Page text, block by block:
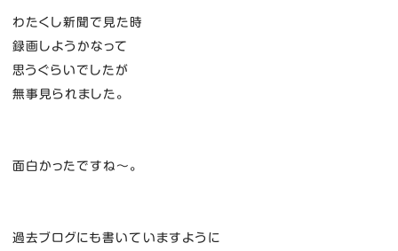
わたくし新聞で見た時
録画しようかなって
思うぐらいでしたが
無事見られました。
面白かったですね～。
過去ブログにも書いていますように